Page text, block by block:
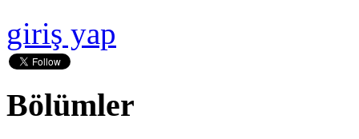
giriş yap
Bölümler